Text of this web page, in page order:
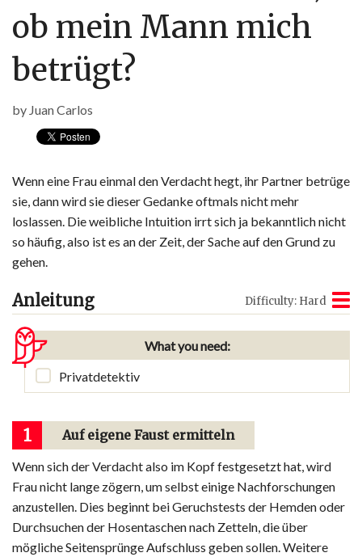
ob mein Mann mich
betrügt?
by Juan Carlos
Wenn eine Frau einmal den Verdacht hegt, ihr Partner betrüge
sie, dann wird sie dieser Gedanke oftmals nicht mehr
loslassen. Die weibliche Intuition irrt sich ja bekanntlich nicht
so häufig, also ist es an der Zeit, der Sache auf den Grund zu
gehen.
Anleitung Difficulty: Hard
What you need:
Privatdetektiv
1 Auf eigene Faust ermitteln
Wenn sich der Verdacht also im Kopf festgesetzt hat, wird
Frau nicht lange zögern, um selbst einige Nachforschungen
anzustellen. Dies beginnt bei Geruchstests der Hemden oder
Durchsuchen der Hosentaschen nach Zetteln, die über
mögliche Seitensprünge Aufschluss geben sollen. Weitere